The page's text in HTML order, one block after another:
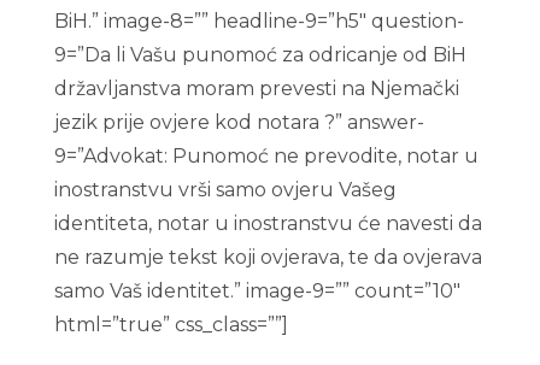
BiH.” image-8=”” headline-9=”h5″ question-
9=”Da li Vašu punomoć za odricanje od BiH
državljanstva moram prevesti na Njemački
jezik prije ovjere kod notara ?” answer-
9=”Advokat: Punomoć ne prevodite, notar u
inostranstvu vrši samo ovjeru Vašeg
identiteta, notar u inostranstvu će navesti da
ne razumje tekst koji ovjerava, te da ovjerava
samo Vaš identitet.” image-9=”” count=”10″
html=”true” css_class=””]